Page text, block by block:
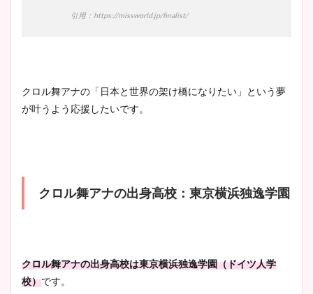
引用：https://missworld.jp/finalist/
クロル舞アナの「日本と世界の架け橋になりたい」という夢
が叶うよう応援したいです。
クロル舞アナの出身高校：東京横浜独逸学園
クロル舞アナの出身高校は東京横浜独逸学園（ドイツ人学
校）です。